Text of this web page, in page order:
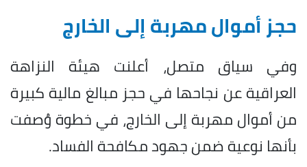
حجز أموال مهربة إلى الخارج
وفي سياق متصل، أعلنت هيئة النزاهة
العراقية عن نجاحها في حجز مبالغ مالية كبيرة
من أموال مهربة إلى الخارج، في خطوة وُصفت
بأنها نوعية ضمن جهود مكافحة الفساد.